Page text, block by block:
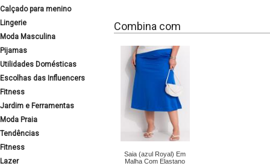
Calçado para menino
Lingerie
Moda Masculina
Pijamas
Utilidades Domésticas
Escolhas das Influencers
Fitness
Jardim e Ferramentas
Moda Praia
Tendências
Fitness
Lazer
Combina com
Saia (azul Royal) Em
Malha Com Elastano